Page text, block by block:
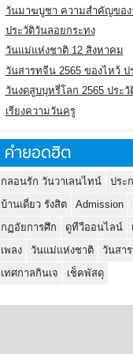
วันมาฆบูชา ความสำคัญขอ
ประวัติวันลอยกระทง
วันแม่แห่งชาติ 12 สิงหาคม
วันสารทจีน 2565 ของไหว้
วันงดสูบบุหรี่โลก 2565 ประ
เรียงความวันครู
คำยอดฮิต
กลอนรัก วันวาเลนไทน์
ประ
บ้านเดี่ยว รังสิต
Admission
กฏอัยการศึก
ดูทีวีออนไลน์
เพลง
วันแม่แห่งชาติ
วันสา
เทศกาลกินเจ
เช็คพัสดุ